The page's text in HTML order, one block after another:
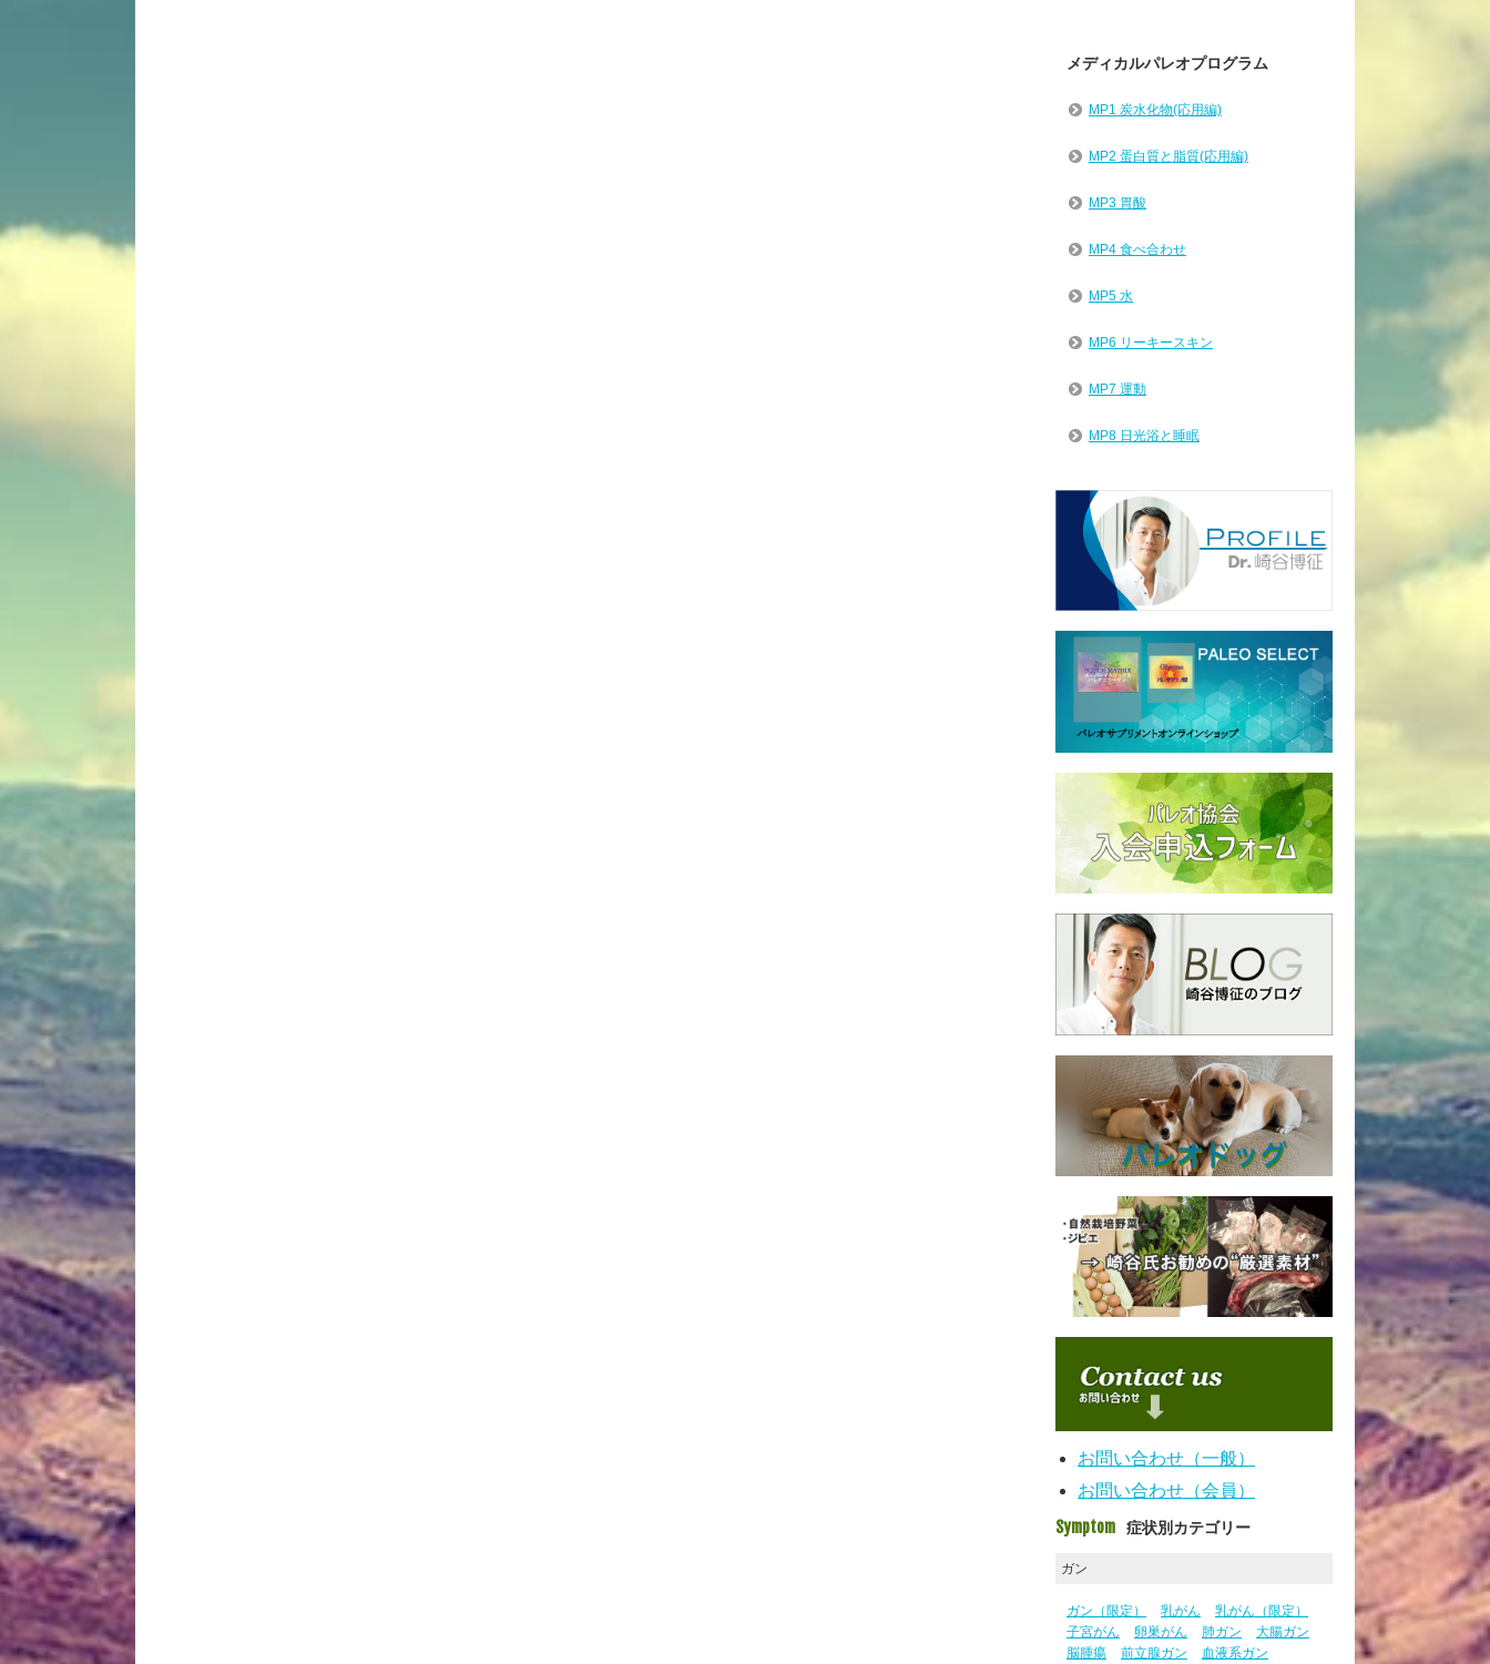
メディカルパレオプログラム
MP1 炭水化物(応用編)
MP2 蛋白質と脂質(応用編)
MP3 胃酸
MP4 食べ合わせ
MP5 水
MP6 リーキースキン
MP7 運動
MP8 日光浴と睡眠
お問い合わせ（一般）
お問い合わせ（会員）
Symptom 症状別カテゴリー
ガン
ガン（限定） 乳がん
乳がん（限定）
子宮がん
卵巣がん 肺ガン
大腸ガン
脳腫瘍
前立腺ガン 血液系ガン